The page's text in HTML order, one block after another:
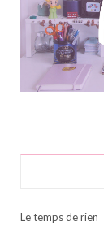
Le temps de rien